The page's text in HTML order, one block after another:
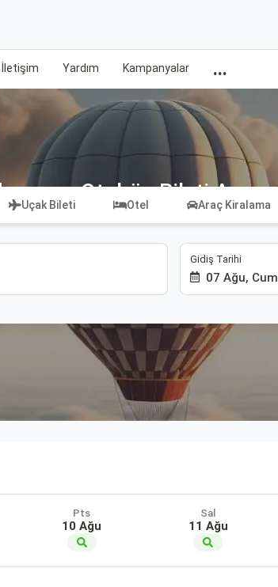
İletişim Yardım Kampanyalar ...
Otobüs Bileti Ara
Uçak Bileti Otel Araç Kiralama
Gidiş Tarihi
07 Ağu, Cum
Pts
10 Ağu
Sal
11 Ağu